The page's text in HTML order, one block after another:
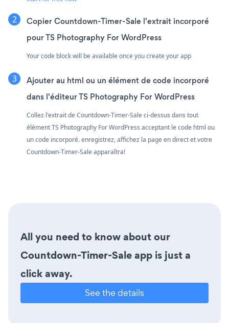
Copier Countdown-Timer-Sale l'extrait incorporé
pour TS Photography For WordPress
Your code block will be available once you create your app
Ajouter au html ou un élément de code incorporé
dans l'éditeur TS Photography For WordPress
Collez l'extrait de Countdown-Timer-Sale ci-dessus dans tout
élément TS Photography For WordPress acceptant le code html ou
un code incorporé. enregistrez, affichez la page en direct et votre
Countdown-Timer-Sale apparaîtra!
All you need to know about our
Countdown-Timer-Sale app is just a
click away.
See the details